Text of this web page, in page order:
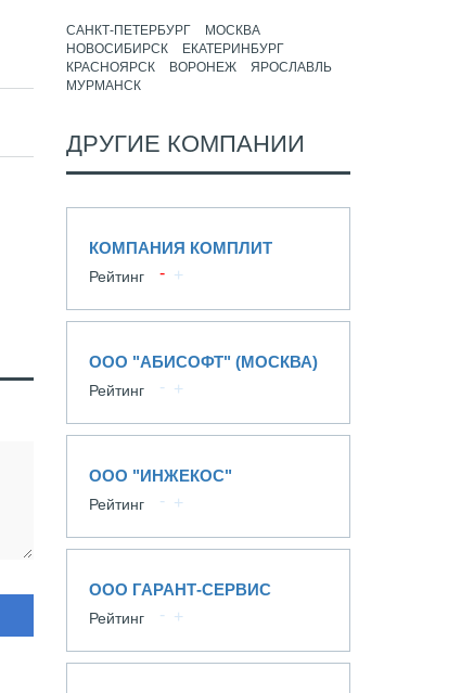
САНКТ-ПЕТЕРБУРГ
МОСКВА
НОВОСИБИРСК
ЕКАТЕРИНБУРГ
КРАСНОЯРСК
ВОРОНЕЖ
ЯРОСЛАВЛЬ
МУРМАНСК
ДРУГИЕ КОМПАНИИ
КОМПАНИЯ КОМПЛИТ
Рейтинг
ООО "АБИСОФТ" (МОСКВА)
Рейтинг
ООО "ИНЖЕКОС"
Рейтинг
ООО ГАРАНТ-СЕРВИС
Рейтинг